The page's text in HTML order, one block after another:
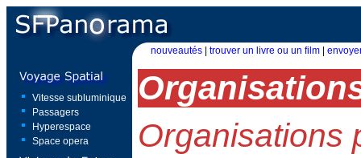
nouveautés trouver un livre ou un film
Vitesse subluminique
Passagers
Hyperespace
Space opera
Organisations